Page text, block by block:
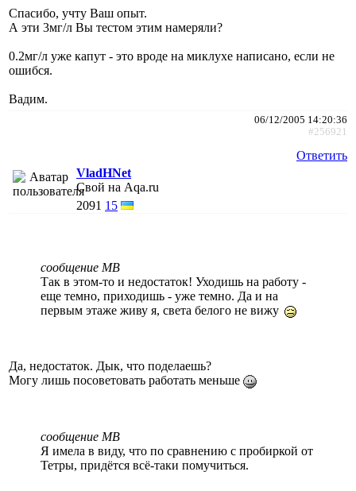
Спасибо, учту Ваш опыт.
А эти 3мг/л Вы тестом этим намеряли?
0.2мг/л уже капут - это вроде на миклухе написано, если не
ошибся.
Вадим.
06/12/2005 14:20:36
#256921
Ответить
VladHNet
Свой на Aqa.ru
2091 15
сообщение МВ
Так в этом-то и недостаток! Уходишь на работу -
еще темно, приходишь - уже темно. Да и на
первым этаже живу я, света белого не вижу
Да, недостаток. Дык, что поделаешь?
Могу лишь посоветовать работать меньше
сообщение МВ
Я имела в виду, что по сравнению с пробиркой от
Тетры, придётся всё-таки помучиться.